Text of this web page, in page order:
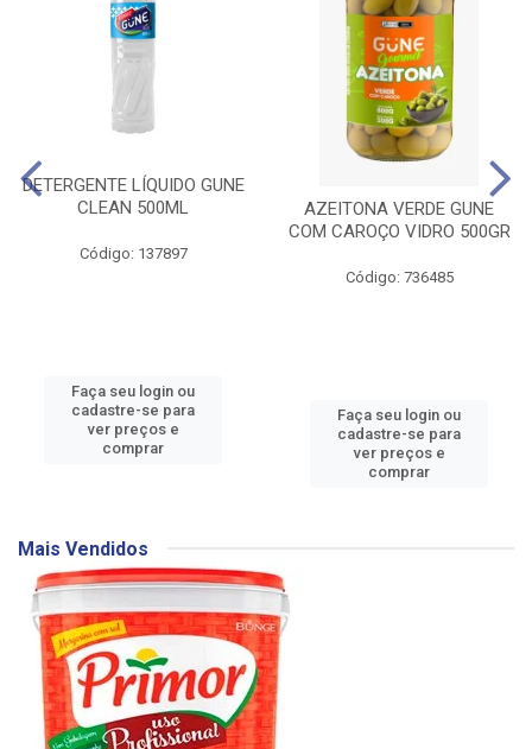
DETERGENTE LÍQUIDO GUNE
CLEAN 500ML
Código: 137897
Faça seu login ou
cadastre-se para
ver preços e
comprar
AZEITONA VERDE GUNE
COM CAROÇO VIDRO 500GR
Código: 736485
Faça seu login ou
cadastre-se para
ver preços e
comprar
Mais Vendidos